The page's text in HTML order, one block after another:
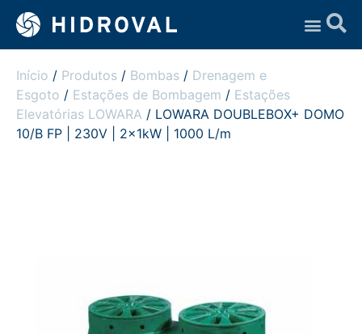
Início / Produtos / Bombas / Drenagem e
Esgoto / Estações de Bombagem / Estações
Elevatórias LOWARA / LOWARA DOUBLEBOX+ DOMO
10/B FP | 230V | 2x1kW | 1000 L/m